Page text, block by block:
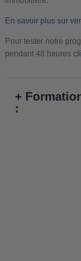
En savoir plus sur
Pour tester notre
pendant 48 heures
+
: